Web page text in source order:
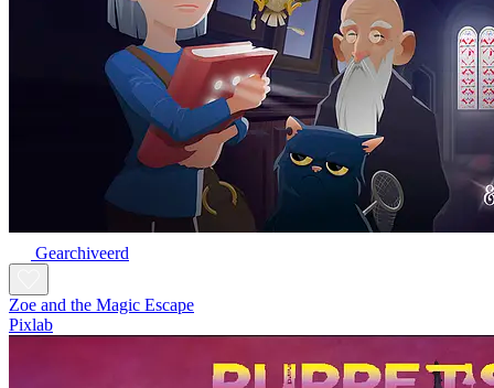
Gearchiveerd
Zoe and the Magic Escape
Pixlab